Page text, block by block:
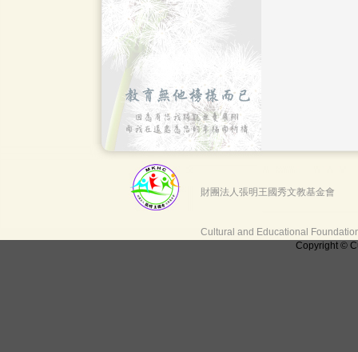
財團法人張明王國秀文教基金會
Cultural and Educational
Copyright ©